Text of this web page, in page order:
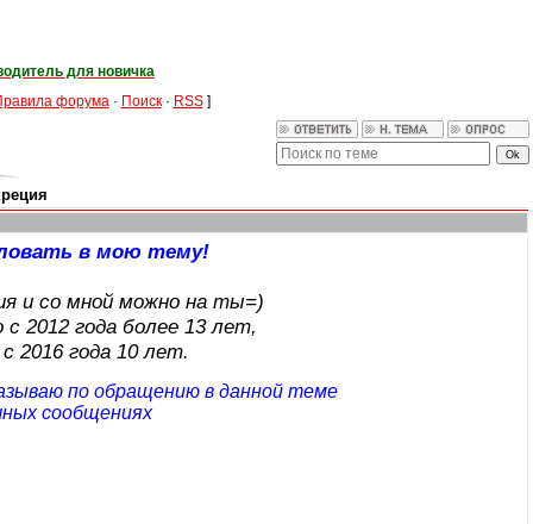
для новичка
форума · Поиск· RSS]
в мою тему!
и со мной можно на ты=)
2012 года более 13 лет,
2016 года 10 лет.
по обращению в данной теме
сообщениях